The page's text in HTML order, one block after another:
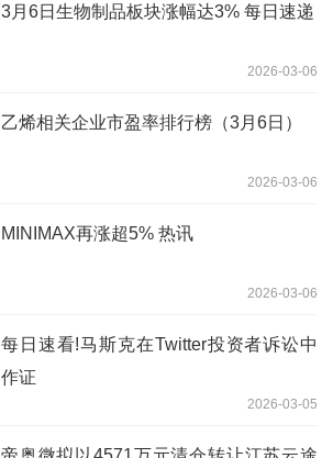
3月6日生物制品板块涨幅达3% 每日速递
2026-03-06
乙烯相关企业市盈率排行榜（3月6日）
2026-03-06
MINIMAX再涨超5% 热讯
2026-03-06
每日速看!马斯克在Twitter投资者诉讼中
作证
2026-03-05